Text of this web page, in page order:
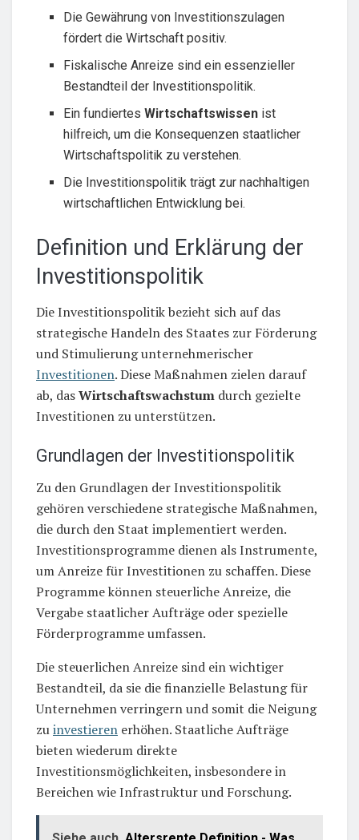
Die Gewährung von Investitionszulagen
fördert die Wirtschaft positiv.
Fiskalische Anreize sind ein essenzieller
Bestandteil der Investitionspolitik.
Ein fundiertesWirtschaftswissen ist
hilfreich, um die Konsequenzen staatlicher
Wirtschaftspolitik zu verstehen.
Die Investitionspolitik trägt zur nachhaltigen
wirtschaftlichen Entwicklung bei.
Definition und Erklärung der
Investitionspolitik
Die Investitionspolitik bezieht sich auf das
strategische Handeln des Staates zur Förderung
und Stimulierung unternehmerischer
Investitionen. Diese Maßnahmen zielen darauf
ab, dasWirtschaftswachstum durch gezielte
Investitionen zu unterstützen.
Grundlagen der Investitionspolitik
Zu den Grundlagen der Investitionspolitik
gehören verschiedene strategische Maßnahmen,
die durch den Staat implementiert werden.
Investitionsprogramme dienen als Instrumente,
um Anreize für Investitionen zu schaffen. Diese
Programme können steuerliche Anreize, die
Vergabe staatlicher Aufträge oder spezielle
Förderprogramme umfassen.
Die steuerlichen Anreize sind ein wichtiger
Bestandteil, da sie die finanzielle Belastung für
Unternehmen verringern und somit die Neigung
zuinvestieren erhöhen. Staatliche Aufträge
bieten wiederum direkte
Investitionsmöglichkeiten, insbesondere in
Bereichen wie Infrastruktur und Forschung.